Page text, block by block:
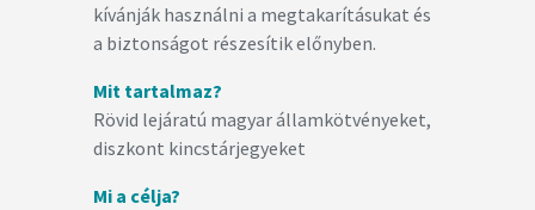
kívánják használni a megtakarításukat és
a biztonságot részesítik előnyben.
Mit tartalmaz?
Rövid lejáratú magyar államkötvényeket,
diszkont kincstárjegyeket
Mi a célja?